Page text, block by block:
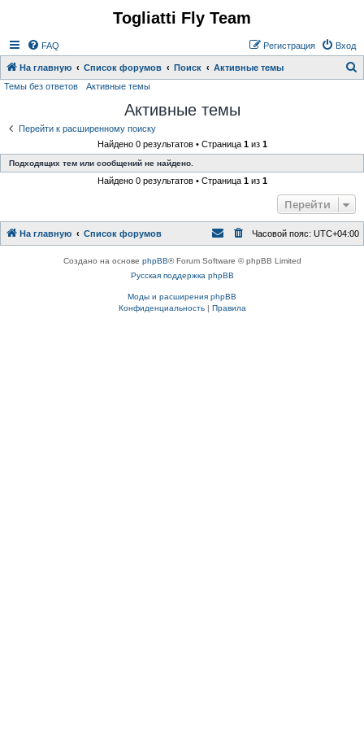
Togliatti Fly Team
FAQ Вход
Регистрация
На главную Список форумов Поиск Активные темы
Темы без ответов Активные темы
Активные темы
Перейти к расширенному поиску
Найдено 0 результатов • Страница 1из 1
Подходящих тем или сообщений не найдено.
Найдено 0 результатов • Страница 1из 1
Перейти
На главную Список форумов Часовой пояс: UTC+04:00
Создано на основе phpBB® Forum Software © phpBB Limited
Русская поддержка phpBB
Моды и расширения phpBB
Конфиденциальность| Правила